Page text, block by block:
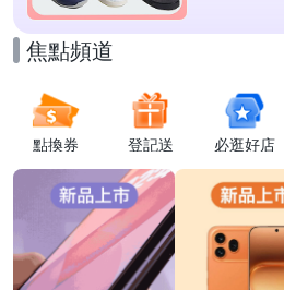
焦點頻道
點換券 登記送 必逛好店